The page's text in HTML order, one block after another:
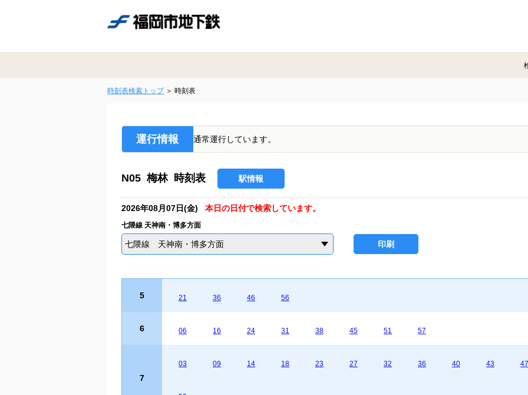
時刻表検索トップ 時刻表
運行情報 通常運行しています。
N05 梅林 時刻表 駅情報
2026年08月07日(金) 本日の日付で検索しています。
七隈線 天神南・博多方面
七隈線 天神南・博多方面 印刷
5 21 36 46 56
6 06 16 24 31 38 45 51 57
7
03 09 14 18 23 27 32 36 40 43 47